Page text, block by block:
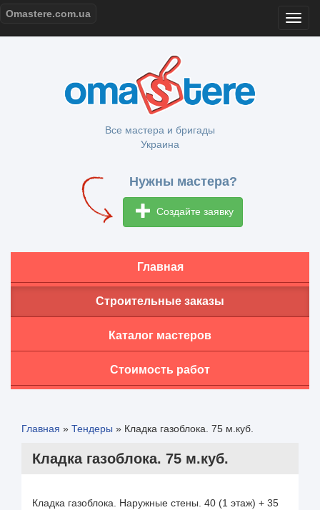
Omastere.com.ua
Все мастера и бригады
Украина
Нужны мастера?
Создайте заявку
Главная
Строительные заказы
Каталог мастеров
Стоимость работ
Главная » Тендеры » Кладка газоблока. 75 м.куб.
Кладка газоблока. 75 м.куб.
Кладка газоблока. Наружные стены. 40 (1 этаж) + 35